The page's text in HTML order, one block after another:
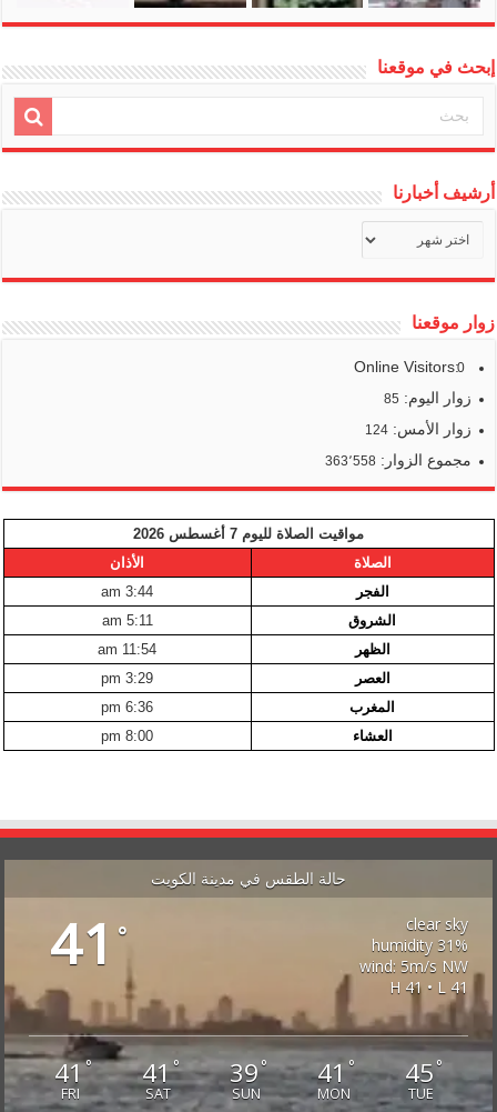
إبحث في موقعنا
أرشيف أخبارنا
أخبارنا
زوار موقعنا
Online Visitors:
0
زوار اليوم: 85
زوار الأمس:124
مجموع الزوار:363٬558
مواقيت الصلاة لليوم 7 أغسطس 2026
الصلاة
الأذان
الفجر
3:44 am
الشروق
5:11 am
الظهر
11:54 am
العصر
3:29 pm
المغرب
6:36 pm
العشاء
8:00 pm
حالة الطقس في مدينة الكويت
41 °
clear sky
31% humidity
wind: 5m/s NW
H 41 • L 41
41°
FRI
41°
SAT
39°
SUN
41°
MON
45°
TUE